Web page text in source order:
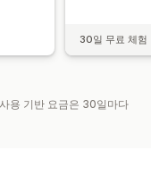
30일 무료 체험
용 기반 요금은 30일마다